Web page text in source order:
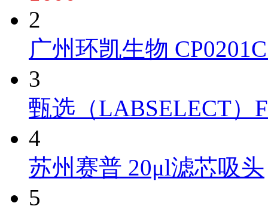
2
广州环凯生物
3
甄选（LABSELECT）
4
苏州赛普 20μl滤芯吸头
5